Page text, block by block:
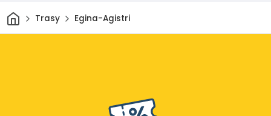
DomTrasy Egina-Agistri